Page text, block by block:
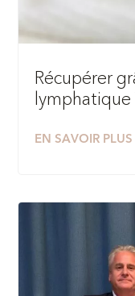
Récupérer
EN SAVOIR PLUS